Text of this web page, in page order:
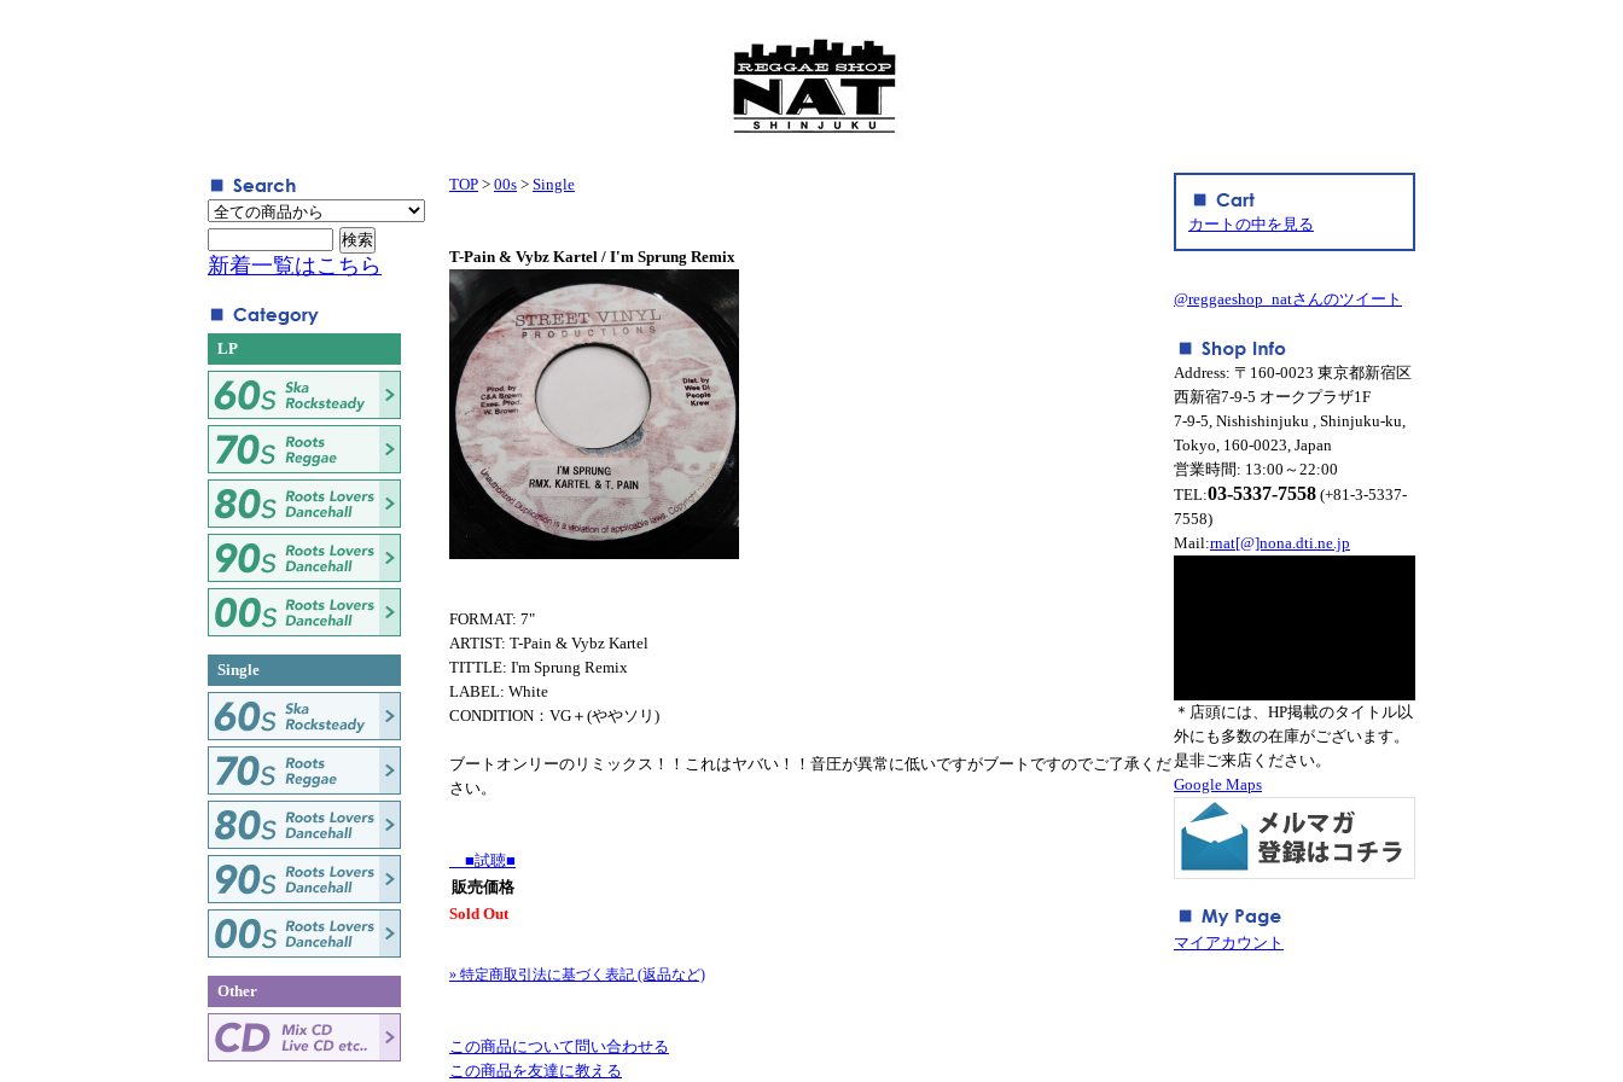
TOP > 00s > Single
T-Pain & Vybz Kartel / I'm Sprung Remix
FORMAT: 7"
ARTIST: T-Pain & Vybz Kartel
TITTLE: I'm Sprung Remix
LABEL: White
CONDITION：VG＋(ややソリ)
ブートオンリーのリミックス！！これはヤバい！！音圧が異常に低いですがブートですのでご了承くだ
さい。
■試聴■
販売価格
Sold Out
» 特定商取引法に基づく表記 (返品など)
この商品について問い合わせる
この商品を友達に教える
新着一覧はこちら
LP
Single
Other
カートの中を見る
@reggaeshop_natさんのツイート
Address: 〒160-0023 東京都新宿区
西新宿7-9-5 オークプラザ1F
7-9-5, Nishishinjuku , Shinjuku-ku,
Tokyo, 160-0023, Japan
営業時間: 13:00～22:00
TEL:03-5337-7558 (+81-3-5337-
7558)
Mail:rnat[@]nona.dti.ne.jp
＊店頭には、HP掲載のタイトル以
外にも多数の在庫がございます。
是非ご来店ください。
Google Maps
マイアカウント